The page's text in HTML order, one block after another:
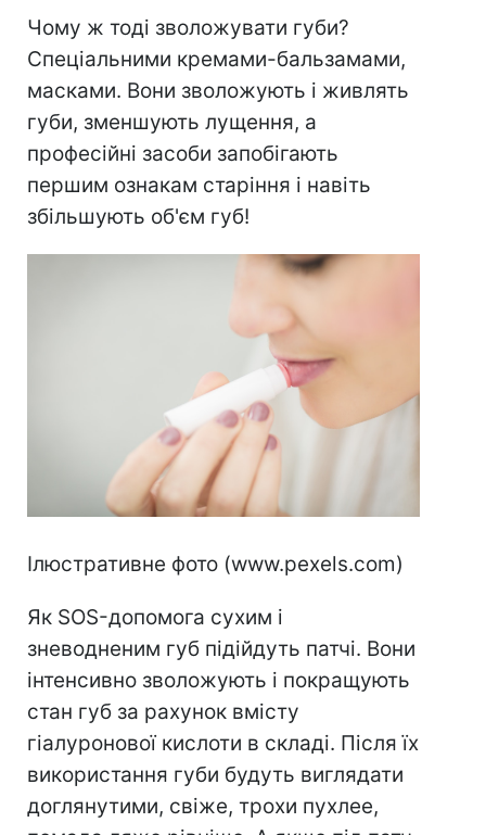
Чому ж тоді зволожувати губи?
Спеціальними кремами-бальзамами,
масками. Вони зволожують і живлять
губи, зменшують лущення, а
професійні засоби запобігають
першим ознакам старіння і навіть
збільшують об'єм губ!
Ілюстративне фото (www.pexels.com)
Як SOS-допомога сухим і
зневодненим губ підійдуть патчі. Вони
інтенсивно зволожують і покращують
стан губ за рахунок вмісту
гіалуронової кислоти в складі. Після їх
використання губи будуть виглядати
доглянутими, свіже, трохи пухлее,